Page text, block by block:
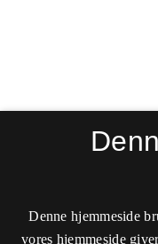
Denne hjemmeside
vores hjemmeside